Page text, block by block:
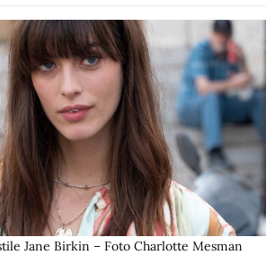
Jane Birkin – Foto Charlotte Mesman